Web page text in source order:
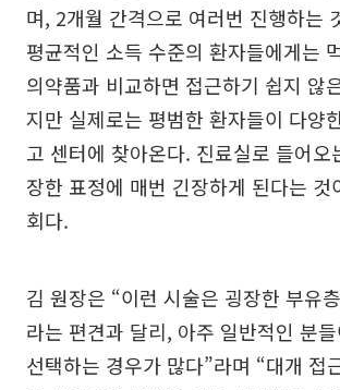
며, 2개월 간격으로 여러번 진행하는
평균적인 소득 수준의 환자들에게는
의약품과 비교하면 접근하기 쉽지 않
지만 실제로는 평범한 환자들이 다양
고 센터에 찾아온다. 진료실로 들어오
장한 표정에 매번 긴장하게 된다는 것
회다.
김 원장은 “이런 시술은 굉장한 부유
라는 편견과 달리, 아주 일반적인 분
선택하는 경우가 많다”라며 “대개 접